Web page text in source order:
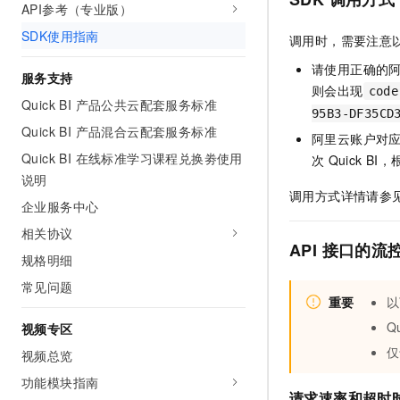
API参考（专业版）
SDK使用指南
服务支持
Quick BI 产品公共云配套服务标准
Quick BI 产品混合云配套服务标准
Quick BI 在线标准学习课程兑换劵使用
说明
企业服务中心
相关协议
规格明细
常见问题
视频专区
视频总览
功能模块指南
调用时，需要注意
请使用正确的
则会出现
95B3-
阿里云账户对
次 Quick BI，
调用方式详情请参
API 接口的流
重要